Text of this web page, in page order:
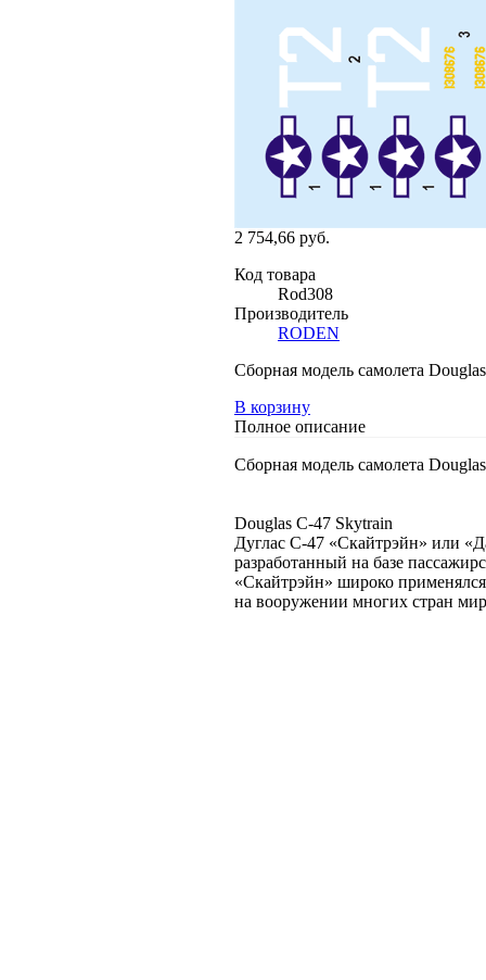
2 754,66 руб.
Код товара
Rod308
Производитель
RODEN
Сборная модель самолета
В корзину
Полное описание
Сборная модель самолета
Douglas C-47 Skytrain
Дуглас C-47 «Скайтрэйн» или
разработанный на базе
«Скайтрэйн» широко
на вооружении многих стран